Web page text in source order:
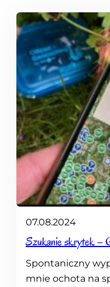
07.08.2024
Szukanie skrytek –
Spontaniczny
mnie ochota na